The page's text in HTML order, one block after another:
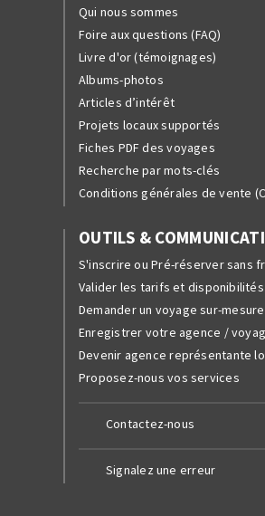
Qui nous sommes
Foire aux questions (FAQ)
Livre d'or (témoignages)
Albums-photos
Articles d’intérêt
Projets locaux supportés
Fiches PDF des voyages
Recherche par mots-clés
Conditions générales de vente
OUTILS &
S'inscrire ou Pré-réserver sans
Valider les tarifs et disponibilités
Demander un voyage sur-mesure
Enregistrer votre agence /
Devenir agence représentante
Proposez-nous vos services
Contactez-nous
Signalez une erreur